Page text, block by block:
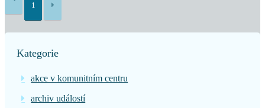
1
Kategorie
akce v komunitním centru
archiv událostí